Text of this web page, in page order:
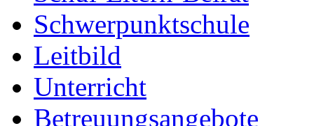
Schwerpunktschule
Leitbild
Unterricht
Betreuungsangebote